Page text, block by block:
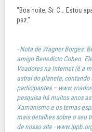
"Boa noite, Sr. C... Estou
paz."
- Nota de Wagner Borges:
amigo Benedicto Cohen.
Voadores na Internet (é a
astral do planeta,
participantes –
pesquisa há muitos anos
Xamanismo e os temas
mais detalhes sobre o seu
de nosso site -